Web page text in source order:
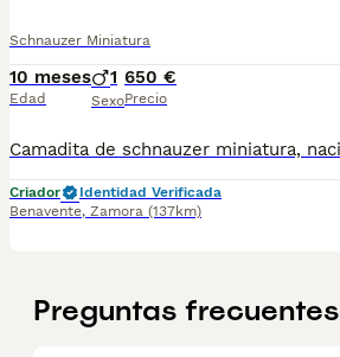
Schnauzer Miniatura
10 meses
Edad
1
Sexo
650 €
Precio
Criador
Identidad Verificada
Benavente, Zamora (137km)
Preguntas frecuentes